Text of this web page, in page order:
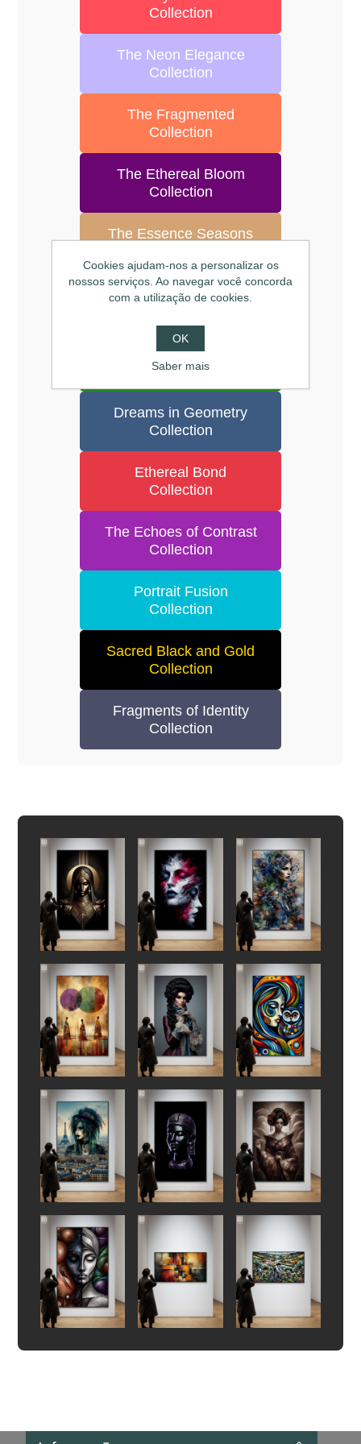
Collection
The Neon Elegance
Collection
The Fragmented
Collection
The Ethereal Bloom
Collection
The Essence Seasons
The Black and Gold
Coleção Ecos do
Alentejo
Dreams in Geometry
Collection
Ethereal Bond
Collection
The Echoes of Contrast
Collection
Portrait Fusion
Collection
Sacred Black and Gold
Collection
Fragments of Identity
Collection
Cookies ajudam-nos a personalizar os
nossos serviços. Ao navegar você concorda
com a utilização de cookies.
OK
Saber mais